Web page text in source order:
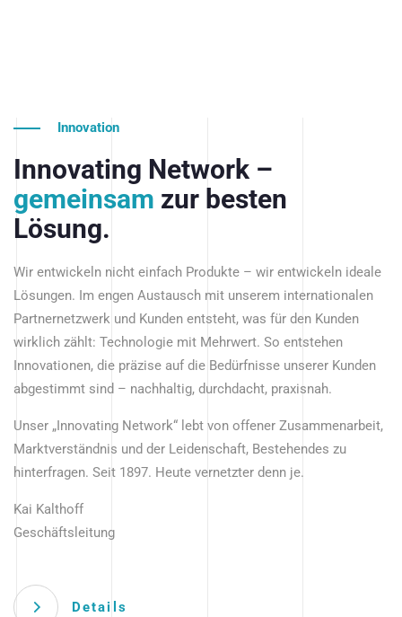
Innovation
Innovating Network –
gemeinsam zur besten
Lösung.
Wir entwickeln nicht einfach Produkte – wir entwickeln ideale
Lösungen. Im engen Austausch mit unserem internationalen
Partnernetzwerk und Kunden entsteht, was für den Kunden
wirklich zählt: Technologie mit Mehrwert. So entstehen
Innovationen, die präzise auf die Bedürfnisse unserer Kunden
abgestimmt sind – nachhaltig, durchdacht, praxisnah.
Unser „Innovating Network“ lebt von offener Zusammenarbeit,
Marktverständnis und der Leidenschaft, Bestehendes zu
hinterfragen. Seit 1897. Heute vernetzter denn je.
Kai Kalthoff
Geschäftsleitung
Details